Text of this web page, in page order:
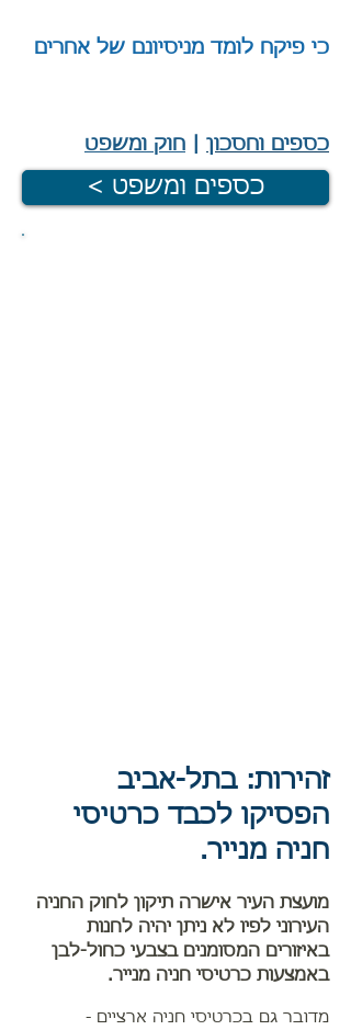
כי פיקח לומד מניסיונם של אחרים
כספים וחסכון חוק ומשפט
< כספים ומשפט
זהירות: בתל-אביב
הפסיקו לכבד כרטיסי
חניה מנייר.
מועצת העיר אישרה תיקון לחוק החניה
העירוני לפיו לא ניתן יהיה לחנות
באיזורים המסומנים בצבעי כחול-לבן
באמצעות כרטיסי חניה מנייר.
מדובר גם בכרטיסי חניה ארציים -